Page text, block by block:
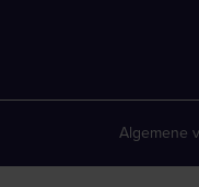
Algemene